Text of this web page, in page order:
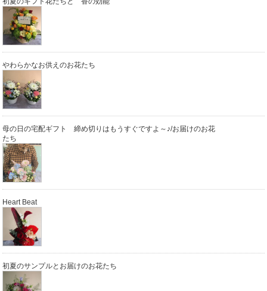
やわらかなお供えのお花たち
母の日の宅配ギフト 締め切りはもうすぐですよ～♪/お届けのお花
たち
Heart Beat
初夏のサンプルとお届けのお花たち